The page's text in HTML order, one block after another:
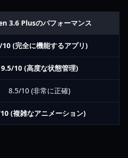
3.6 Plusのパフォーマンス
10 (完全に機能するアプリ)
9.5/10 (高度な状態管理)
8.5/10 (非常に正確)
(複雑なアニメーション)